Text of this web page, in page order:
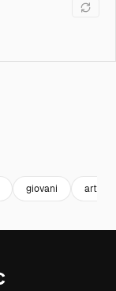
giovani